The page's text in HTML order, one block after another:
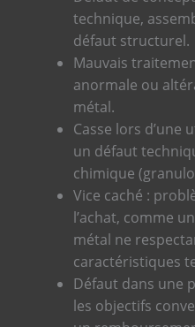
technique,
défaut structurel.
Mauvais
anormale ou
métal.
Casse lors d’une
un défaut
chimique
Vice caché :
l’achat, comme
métal ne
caractéristiques
Défaut dans une
les objectifs